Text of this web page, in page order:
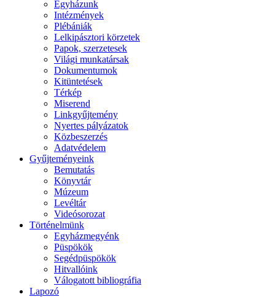
Egyházunk
Intézmények
Plébániák
Lelkipásztori körzetek
Papok, szerzetesek
Világi munkatársak
Dokumentumok
Kitüntetések
Térkép
Miserend
Linkgyűjtemény
Nyertes pályázatok
Közbeszerzés
Adatvédelem
Gyűjteményeink
Bemutatás
Könyvtár
Múzeum
Levéltár
Videósorozat
Történelmünk
Egyházmegyénk
Püspökök
Segédpüspökök
Hitvallóink
Válogatott bibliográfia
Lapozó